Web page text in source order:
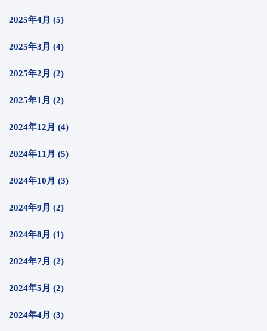
2025年4月 (5)
2025年3月 (4)
2025年2月 (2)
2025年1月 (2)
2024年12月 (4)
2024年11月 (5)
2024年10月 (3)
2024年9月 (2)
2024年8月 (1)
2024年7月 (2)
2024年5月 (2)
2024年4月 (3)